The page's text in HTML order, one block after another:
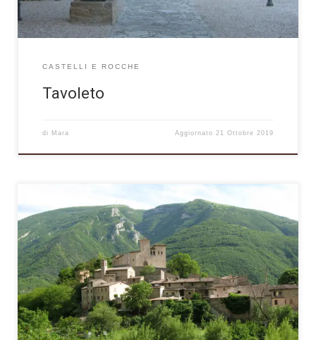
CASTELLI E ROCCHE
Tavoleto
di Mara Aggiornato 21 Ottobre 2019
Ubicato in una stretta valle racchiusa dagli aspri versanti dei
monti Nerone e Montiego, l’abitato di Piobbico sorge attorno
alla confluenza tra i torrenti Biscubio e Candigliano, dominato
dalla sagoma del suo elemento architettonico più rilevante, il
Castello Brancaleoni, che sorge al centro del paese su di una
panoramica collinetta. […]